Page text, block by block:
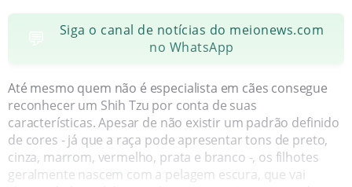
💬
Siga o canal de notícias do meionews.com
no WhatsApp
Até mesmo quem não é especialista em cães consegue
reconhecer um Shih Tzu por conta de suas
características. Apesar de não existir um padrão definido
de cores - já que a raça pode apresentar tons de preto,
cinza, marrom, vermelho, prata e branco -, os filhotes
geralmente nascem com a pelagem escura, que vai